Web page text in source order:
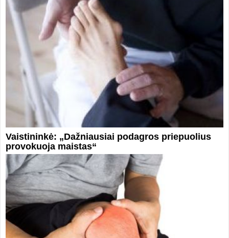
Vaistininkė: „Dažniausiai podagros priepuolius
provokuoja maistas“